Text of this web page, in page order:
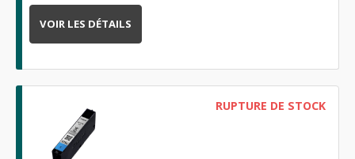
VOIR LES DÉTAILS
RUPTURE DE STOCK